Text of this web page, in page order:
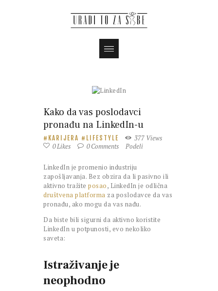
Kako da vas poslodavci
pronađu na LinkedIn-u
KARIJERA LIFESTYLE 377 Views
0Likes 0Comments Podeli
LinkedIn je promenio industriju
zapošljavanja. Bez obzira da li pasivno ili
aktivno tražite posao, LinkedIn je odlična
društvena platforma za poslodavce da vas
pronađu, ako mogu da vas nađu.
Da biste bili sigurni da aktivno koristite
LinkedIn u potpunosti, evo nekoliko
saveta:
Istraživanje je
neophodno